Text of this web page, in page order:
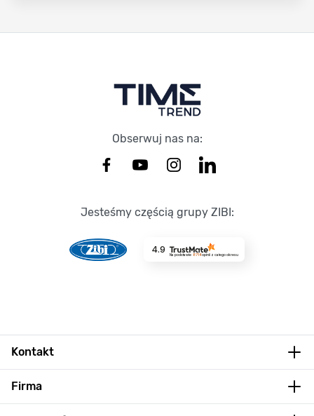
Obserwuj nas na:
Jesteśmy częścią grupy ZIBI:
4.9
Na podstawie 8714opinii z całego okresu
Kontakt
Firma